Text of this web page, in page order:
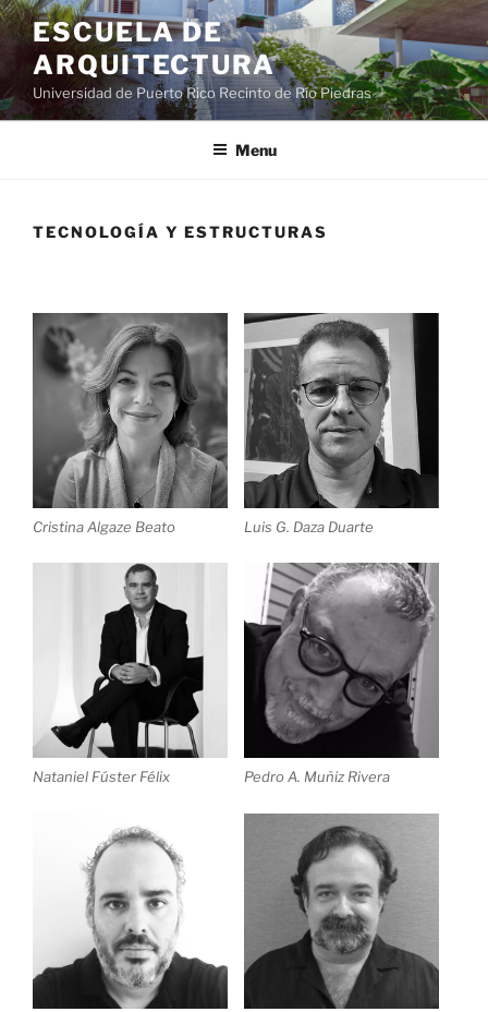
ESCUELA DE
ARQUITECTURA
Universidad de Puerto Rico Recinto de Río Piedras
Menu
TECNOLOGÍA Y ESTRUCTURAS
Cristina Algaze Beato Luis G. Daza Duarte
Nataniel Fúster Félix Pedro A. Muñiz Rivera